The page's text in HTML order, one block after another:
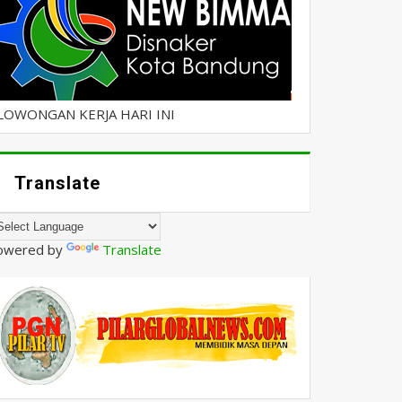
KERJA HARI INI
Translate
by Translate